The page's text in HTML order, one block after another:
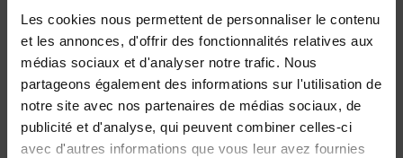
Les cookies nous permettent de personnaliser le contenu
et les annonces, d'offrir des fonctionnalités relatives aux
médias sociaux et d'analyser notre trafic. Nous
partageons également des informations sur l'utilisation de
notre site avec nos partenaires de médias sociaux, de
publicité et d'analyse, qui peuvent combiner celles-ci
avec d'autres informations que vous leur avez fournies
Livraison
dans le monde entier